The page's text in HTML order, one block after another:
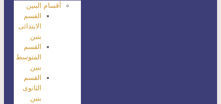
أقسام البنين
القسم
الابتدائى
بنين
القسم
المتوسط
بنين
القسم
الثانوى
بنين